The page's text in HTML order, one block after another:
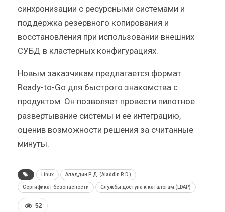
синхронизации с ресурсными системами и
поддержка резервного копирования и
восстановления при использовании внешних
СУБД в кластерных конфигурациях.
Новым заказчикам предлагается формат
Ready-to-Go для быстрого знакомства с
продуктом. Он позволяет провести пилотное
развертывание системы и ее интеграцию,
оценив возможности решения за считанные
минуты.
Linux Аладдин Р.Д. (Aladdin R.D.)
Сертификат безопасности Службы доступа к каталогам (LDAP)
52